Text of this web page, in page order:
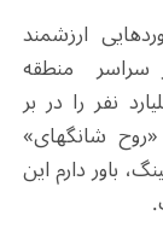
ارزشمند
سراسر منطقه
منطقه‌ای که بیش از 3.5 میلیارد نفر را در بر
شانگهای»
باور دارم این